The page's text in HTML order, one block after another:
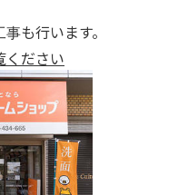
も行います。
ください